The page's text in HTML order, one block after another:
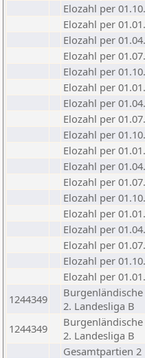
Elozahl per
Elozahl per
Elozahl per
Elozahl per
Elozahl per
Elozahl per
Elozahl per
Elozahl per
Elozahl per
Elozahl per
Elozahl per
Elozahl per
Elozahl per
Elozahl per
Elozahl per
Elozahl per
Elozahl per
Elozahl per
1244349
2. Landesliga B
1244349
2. Landesliga B
Gesamtpartien 2